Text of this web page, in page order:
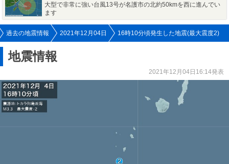
大型で非常に強い台風13号が名護市の北約50kmを西に進んでい
ます
過去の地震情報 2021年12月04日 16時10分頃発生した地震(最大震度2)
地震情報
2021年12月04日16:14発表